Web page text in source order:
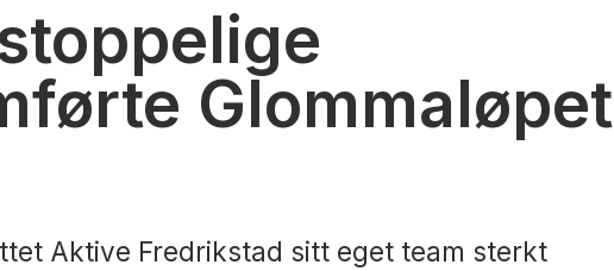
Glommaløpet
Aktive Fredrikstad sitt eget team sterkt